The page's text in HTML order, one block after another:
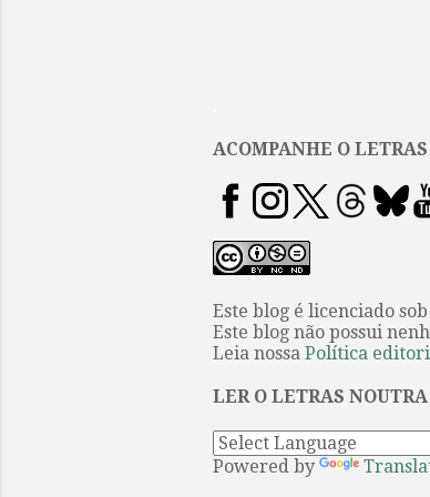
ACOMPANHE O
Este blog é licenciado
Este blog não possui
Leia nossa Política
LER O LETRAS
Powered by